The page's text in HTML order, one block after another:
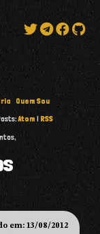
Quem Sou
Atom | RSS
em: 13/08/2012